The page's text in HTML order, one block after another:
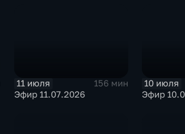
11 июля
156 мин
Эфир 11.07.2026
10 июля
Эфир